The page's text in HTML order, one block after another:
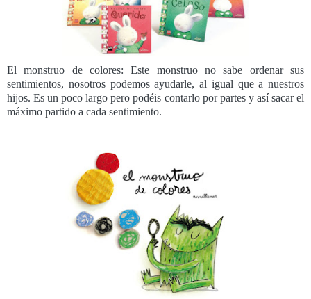
El monstruo de colores: Este monstruo no sabe ordenar sus
sentimientos, nosotros podemos ayudarle, al igual que a nuestros
hijos. Es un poco largo pero podéis contarlo por partes y así sacar el
máximo partido a cada sentimiento.